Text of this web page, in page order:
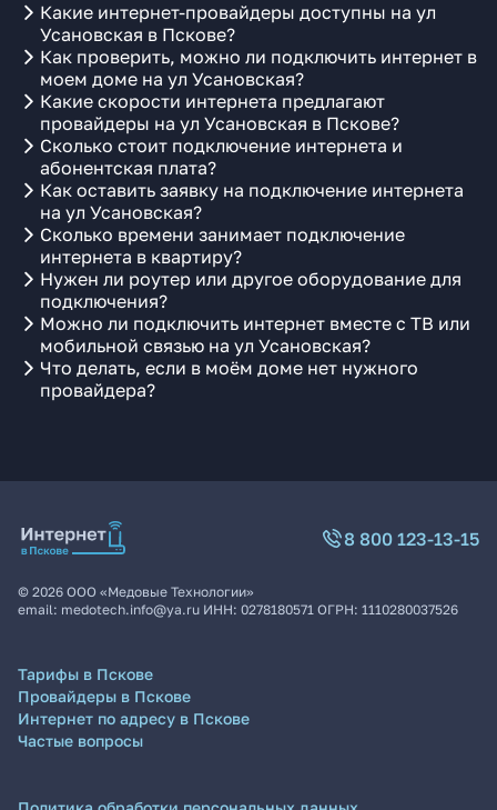
Какие интернет-провайдеры доступны на ул
Усановская в Пскове?
Как проверить, можно ли подключить интернет в
моем доме на ул Усановская?
Какие скорости интернета предлагают
провайдеры на ул Усановская в Пскове?
Сколько стоит подключение интернета и
абонентская плата?
Как оставить заявку на подключение интернета
на ул Усановская?
Сколько времени занимает подключение
интернета в квартиру?
Нужен ли роутер или другое оборудование для
подключения?
Можно ли подключить интернет вместе с ТВ или
мобильной связью на ул Усановская?
Что делать, если в моём доме нет нужного
провайдера?
8 800 123-13-15
© 2026 ООО «Медовые Технологии»
email: medotech.info@ya.ru ИНН: 0278180571 ОГРН: 1110280037526
Тарифы в Пскове
Провайдеры в Пскове
Интернет по адресу в Пскове
Частые вопросы